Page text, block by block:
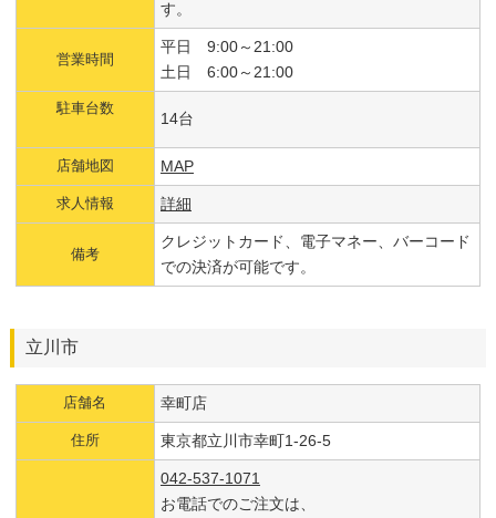
す。
営業時間
平日 9:00～21:00
土日 6:00～21:00
駐車台数
14台
店舗地図 MAP
求人情報 詳細
備考
クレジットカード、電子マネー、バーコード
での決済が可能です。
立川市
店舗名 幸町店
住所 東京都立川市幸町1-26-5
042-537-1071
お電話でのご注文は、